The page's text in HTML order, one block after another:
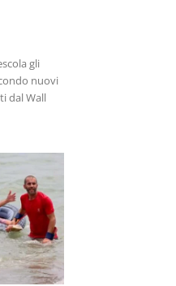
gli
nuovi
dal Wall